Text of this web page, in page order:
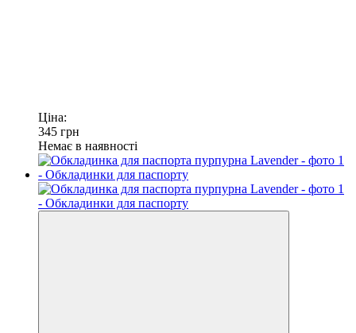
Ціна:
345 грн
Немає в наявності